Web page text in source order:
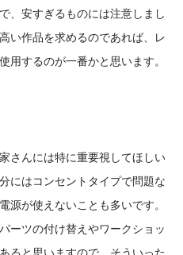
、安すぎるものには注意しまし
い作品を求めるのであれば、レ
用するのが一番かと思います。
さんには特に重要視してほしい
にはコンセントタイプで問題な
源が使えないことも多いです。
ーツの付け替えやワークショッ